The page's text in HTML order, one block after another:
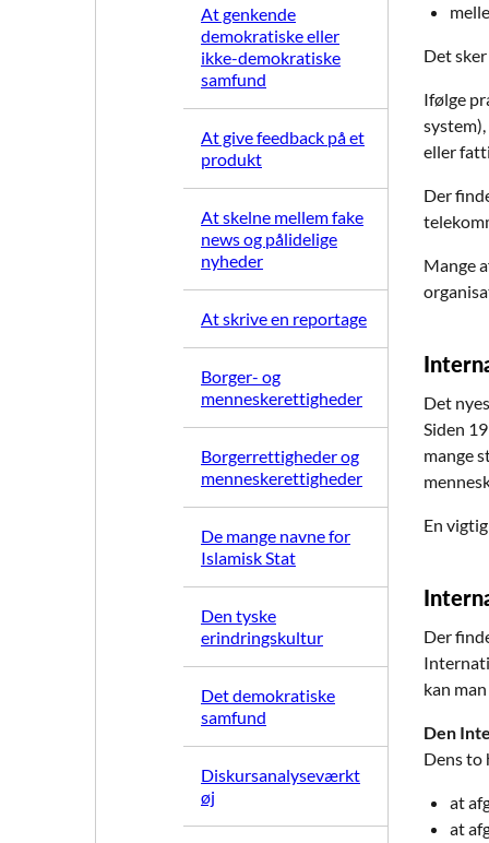
At genkende
demokratiske eller
ikke-demokratiske
samfund
At give feedback på et
produkt
At skelne mellem fake
news og pålidelige
nyheder
At skrive en reportage
Borger- og
menneskerettigheder
Borgerrettigheder og
menneskerettigheder
De mange navne for
Islamisk Stat
Den tyske
erindringskultur
Det demokratiske
samfund
Diskursanalyseværkt
øj
Det
Ifølge
eller
Der
Mange
Det
Siden
mange
En
Der
kan
Den
Dens to
at
at